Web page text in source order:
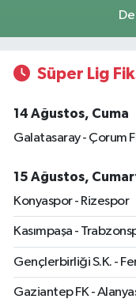
Süper Lig
14 Ağustos, Cuma
Galatasaray - Çorum
15 Ağustos,
Konyaspor - Rizespor
Kasımpaşa -
Gençlerbirliği S.K. -
Gaziantep FK -